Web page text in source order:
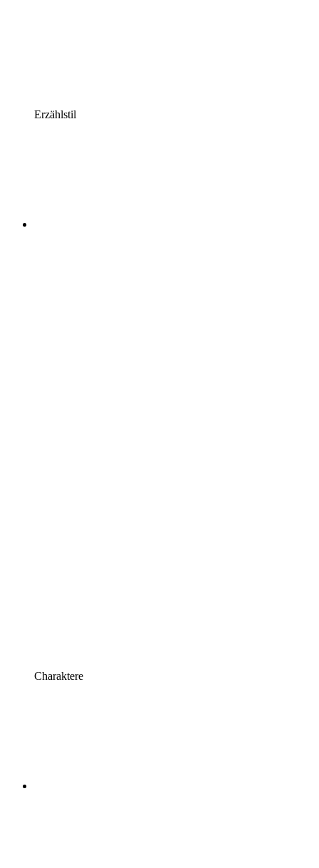
Erzählstil
Charaktere